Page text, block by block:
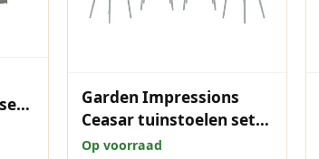
Garden Impressions
Ceasar tuinstoelen set
van 4 olijf
Op voorraad